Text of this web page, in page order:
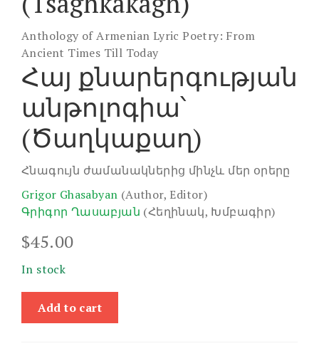
Anthology of Armenian Lyric Poetry: From
Ancient Times Till Today
Հայ քնարերգության
անթոլոգիա՝
(Ծաղկաքաղ)
Հնագույն ժամանակներից մինչև մեր օրերը
Grigor Ghasabyan (Author, Editor)
Գրիգոր Ղասաբյան (Հեղինակ, Խմբագիր)
$45.00
In stock
Knarergutyan
Add to cart